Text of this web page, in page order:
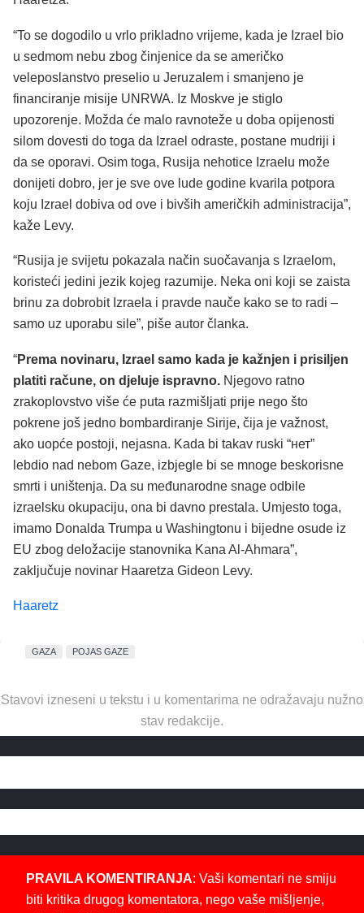
“To se dogodilo u vrlo prikladno vrijeme, kada je Izrael bio
u sedmom nebu zbog činjenice da se američko
veleposlanstvo preselio u Jeruzalem i smanjeno je
financiranje misije UNRWA. Iz Moskve je stiglo
upozorenje. Možda će malo ravnoteže u doba opijenosti
silom dovesti do toga da Izrael odraste, postane mudriji i
da se oporavi. Osim toga, Rusija nehotice Izraelu može
donijeti dobro, jer je sve ove lude godine kvarila potpora
koju Izrael dobiva od ove i bivših američkih administracija”,
kaže Levy.
“Rusija je svijetu pokazala način suočavanja s Izraelom,
koristeći jedini jezik kojeg razumije. Neka oni koji se zaista
brinu za dobrobit Izraela i pravde nauče kako se to radi –
samo uz uporabu sile”, piše autor članka.
“Prema novinaru, Izrael samo kada je kažnjen i prisiljen
platiti račune, on djeluje ispravno. Njegovo ratno
zrakoplovstvo više će puta razmišljati prije nego što
pokrene još jedno bombardiranje Sirije, čija je važnost,
ako uopće postoji, nejasna. Kada bi takav ruski “нет”
lebdio nad nebom Gaze, izbjegle bi se mnoge beskorisne
smrti i uništenja. Da su međunarodne snage odbile
izraelsku okupaciju, ona bi davno prestala. Umjesto toga,
imamo Donalda Trumpa u Washingtonu i bijedne osude iz
EU zbog deložacije stanovnika Kana Al-Ahmara”,
zaključuje novinar Haaretza Gideon Levy.
Haaretz
GAZA POJAS GAZE
Stavovi izneseni u tekstu i u komentarima ne odražavaju nužno
stav redakcije.
PRAVILA KOMENTIRANJA: Vaši komentari ne smiju
biti kritika drugog komentatora, nego vaše mišljenje,